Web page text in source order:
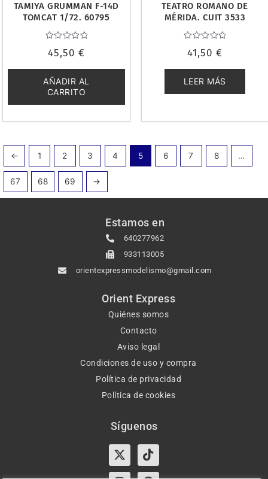
TAMIYA GRUMMAN F-14D
TOMCAT 1/72. 60795
con
de
5
45,50 €
AÑADIR AL
CARRITO
TEATRO ROMANO DE
MÉRIDA. CUIT 3533
con
de
5
41,50 €
LEER MÁS
← 1 2 3 4 5 6 7 8 …
67 68 69 →
Estamos en
640277962
933113005
orientexpressmodelismo@gmail.com
Orient Express
Quiénes somos
Contacto
Aviso legal
Condiciones de uso y compra
Política de privacidad
Política de cookies
Síguenos
X-
twitter
Tiktok
InstagramFacebook